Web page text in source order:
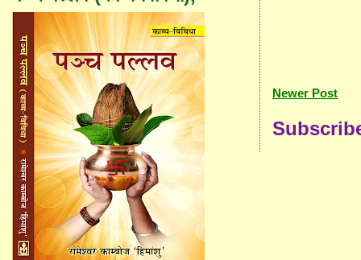
Newer Post